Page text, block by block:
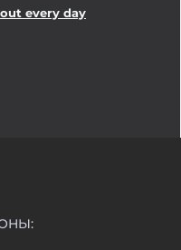
every day